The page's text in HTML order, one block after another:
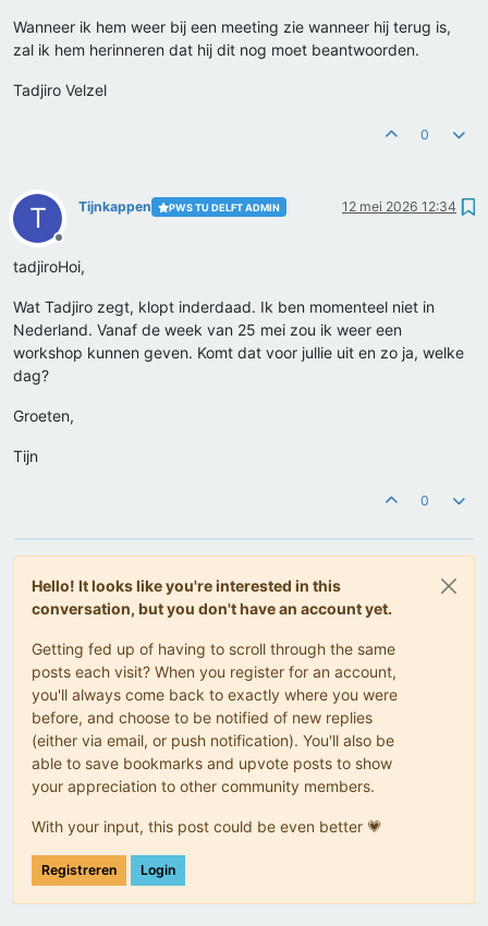
Wanneer ik hem weer bij een meeting zie wanneer hij terug is,
zal ik hem herinneren dat hij dit nog moet beantwoorden.
Tadjiro Velzel
0
T
Offline
Tijnkappen PWS TU DELFT ADMIN 12 mei 2026 12:34
tadjiroHoi,
Wat Tadjiro zegt, klopt inderdaad. Ik ben momenteel niet in
Nederland. Vanaf de week van 25 mei zou ik weer een
workshop kunnen geven. Komt dat voor jullie uit en zo ja, welke
dag?
Groeten,
Tijn
0
Hello! It looks like you're interested in this
conversation, but you don't have an account yet.
Getting fed up of having to scroll through the same
posts each visit? When you register for an account,
you'll always come back to exactly where you were
before, and choose to be notified of new replies
(either via email, or push notification). You'll also be
able to save bookmarks and upvote posts to show
your appreciation to other community members.
With your input, this post could be even better 💗
Registreren Login